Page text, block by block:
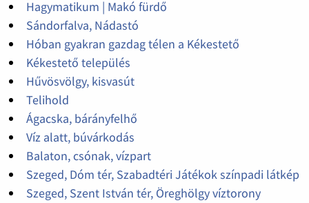
Hagymatikum | Makó fürdő
Sándorfalva, Nádastó
Hóban gyakran gazdag télen a Kékestető
Kékestető település
Hűvösvölgy, kisvasút
Telihold
Ágacska, bárányfelhő
Víz alatt, búvárkodás
Balaton, csónak, vízpart
Szeged, Dóm tér, Szabadtéri Játékok színpadi látkép
Szeged, Szent István tér, Öreghölgy víztorony